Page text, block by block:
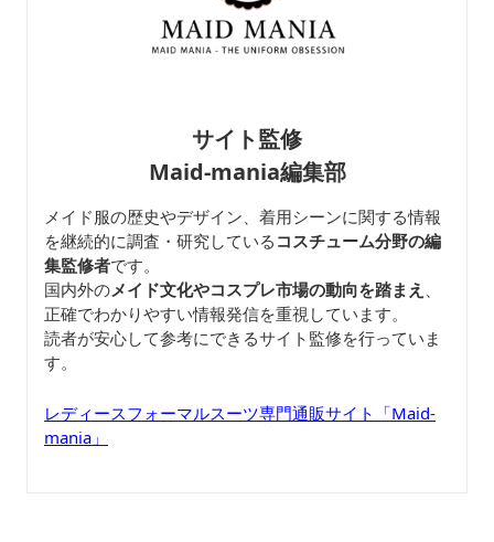
サイト監修
Maid-mania編集部
メイド服の歴史やデザイン、着用シーンに関する情報
を継続的に調査・研究している コスチューム分野の編
集監修者です。
国内外のメイド文化やコスプレ市場の動向を踏まえ 、
正確でわかりやすい情報発信を重視しています。
読者が安心して参考にできるサイト監修を行っていま
す。
レディースフォーマルスーツ専門通販サイト「Maid-
mania」